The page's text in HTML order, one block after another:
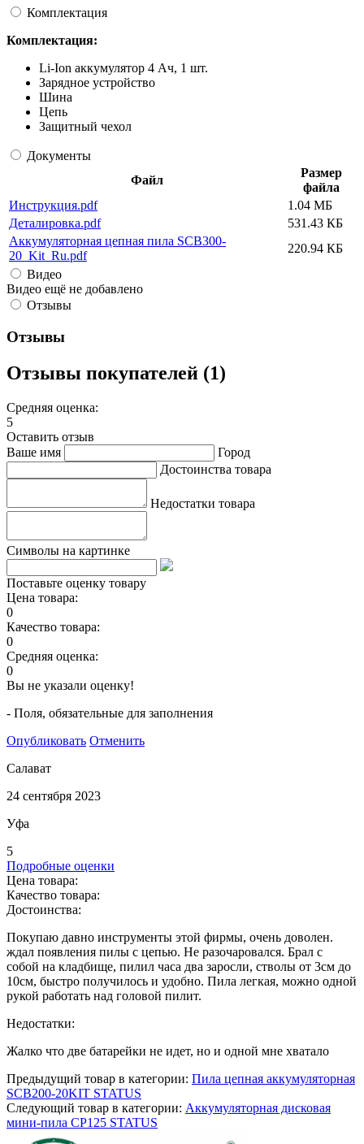
Комплектация
Комплектация:
Li-Ion аккумулятор 4 Ач, 1 шт.
Зарядное устройство
Шина
Цепь
Защитный чехол
Документы
Файл
Размер
файла
Инструкция.pdf
1.04 МБ
Деталировка.pdf
531.43 КБ
Аккумуляторная цепная пила SCB300-
20_Kit_Ru.pdf
220.94 КБ
Видео
Видео ещё не добавлено
Отзывы
Отзывы
Отзывы покупателей (1)
Средняя оценка:
5
Оставить отзыв
Ваше имя
Город
Достоинства товара
Недостатки товара
Символы на картинке
Поставьте оценку товару
Цена товара:
0
Качество товара:
0
Средняя оценка:
0
Вы не указали оценку!
- Поля, обязательные для заполнения
Опубликовать Отменить
Салават
24 сентября 2023
Уфа
5
Подробные оценки
Цена товара:
Качество товара:
Достоинства:
Покупаю давно инструменты этой фирмы, очень доволен.
ждал появления пилы с цепью. Не разочаровался. Брал с
собой на кладбище, пилил часа два заросли, стволы от 3см до
10см, быстро получилось и удобно. Пила легкая, можно одной
рукой работать над головой пилит.
Недостатки:
Жалко что две батарейки не идет, но и одной мне хватало
Предыдущий товар в категории: Пила цепная аккумуляторная
SCB200-20KIT STATUS
Следующий товар в категории: Аккумуляторная дисковая
мини-пила CP125 STATUS